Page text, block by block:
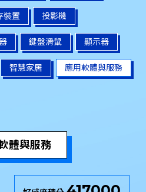
裝置 投影機
鍵盤滑鼠 顯示器
智慧家居 應用軟體與服務
體與服務